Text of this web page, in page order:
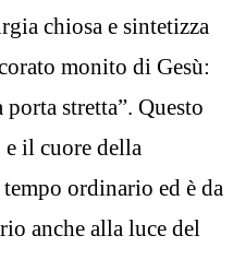
chiosa e sintetizza
monito di Gesù:
stretta”. Questo
e il cuore della
ordinario ed è da
anche alla luce del